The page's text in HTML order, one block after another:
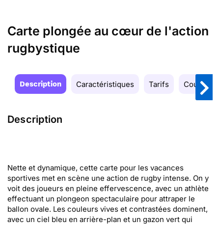
Carte plongée au cœur de l'action
rugbystique
Description Caractéristiques Tarifs Couleurs
Description
Nette et dynamique, cette carte pour les vacances
sportives met en scène une action de rugby intense. On y
voit des joueurs en pleine effervescence, avec un athlète
effectuant un plongeon spectaculaire pour attraper le
ballon ovale. Les couleurs vives et contrastées dominent,
avec un ciel bleu en arrière-plan et un gazon vert qui